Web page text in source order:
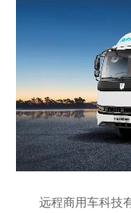
远程商用车科技